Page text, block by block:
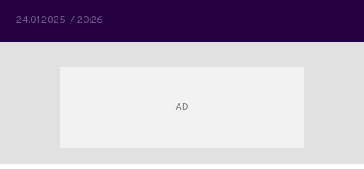
24.01.2025. / 20:26